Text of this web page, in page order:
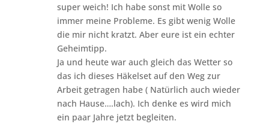
super weich! Ich habe sonst mit Wolle so
immer meine Probleme. Es gibt wenig Wolle
die mir nicht kratzt. Aber eure ist ein echter
Geheimtipp.
Ja und heute war auch gleich das Wetter so
das ich dieses Häkelset auf den Weg zur
Arbeit getragen habe ( Natürlich auch wieder
nach Hause….lach). Ich denke es wird mich
ein paar Jahre jetzt begleiten.